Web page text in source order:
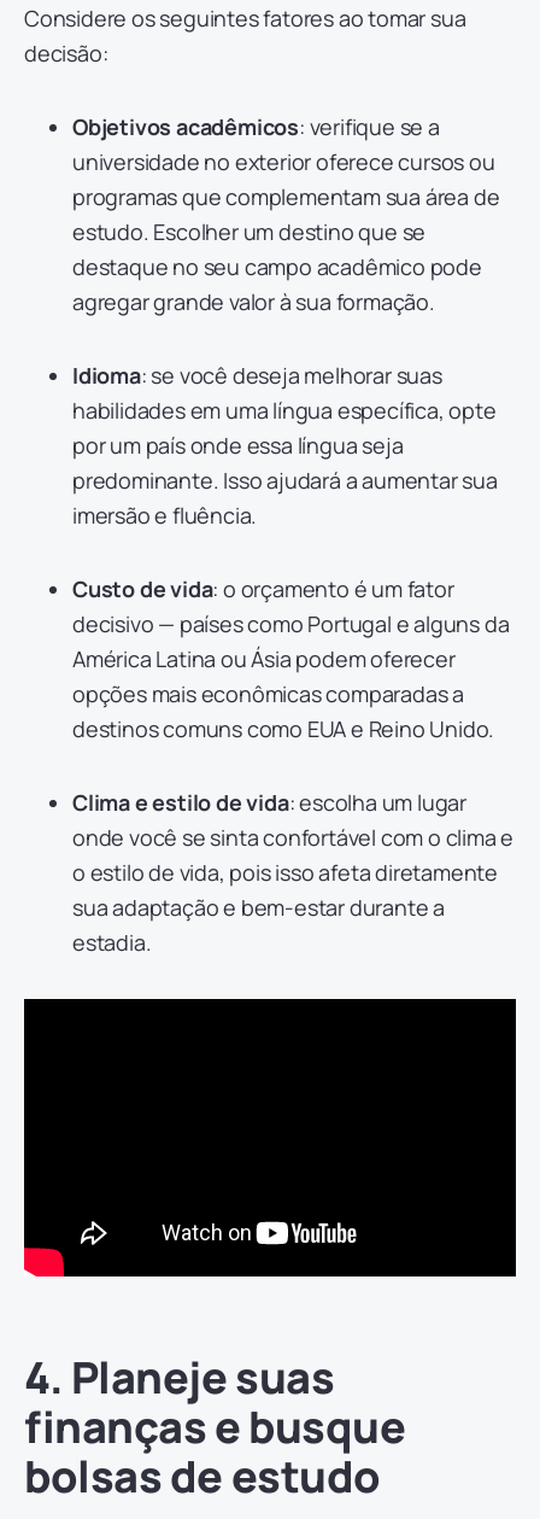
Considere os seguintes fatores ao tomar sua
decisão:
Objetivos acadêmicos: verifique se a
universidade no exterior oferece cursos ou
programas que complementam sua área de
estudo. Escolher um destino que se
destaque no seu campo acadêmico pode
agregar grande valor à sua formação.
Idioma: se você deseja melhorar suas
habilidades em uma língua específica, opte
por um país onde essa língua seja
predominante. Isso ajudará a aumentar sua
imersão e fluência.
Custo de vida: o orçamento é um fator
decisivo — países como Portugal e alguns da
América Latina ou Ásia podem oferecer
opções mais econômicas comparadas a
destinos comuns como EUA e Reino Unido.
Clima e estilo de vida: escolha um lugar
onde você se sinta confortável com o clima e
o estilo de vida, pois isso afeta diretamente
sua adaptação e bem-estar durante a
estadia.
4. Planeje suas
finanças e busque
bolsas de estudo